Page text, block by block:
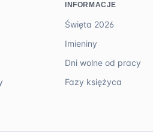
INFORMACJE
Święta 2026
Imieniny
Dni wolne od pracy
Fazy księżyca